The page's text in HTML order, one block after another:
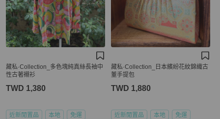
藏私·Collection_多色塊純真絲長袖中
性古著襯衫
TWD 1,380
近新閒置品 本地 免運
藏私·Collection_日本繽紛花紋錦織古
董手提包
TWD 1,880
近新閒置品 本地 免運